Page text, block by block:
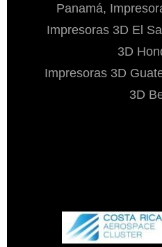
Panamá,
Impresoras 3D El
3D
Impresoras 3D
3D